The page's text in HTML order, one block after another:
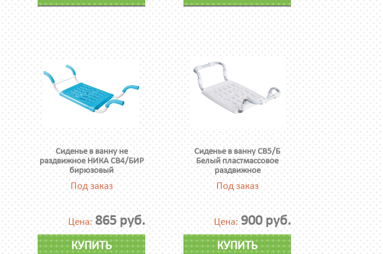
Сиденье в ванну не
раздвижное НИКА СВ4/БИР
бирюзовый
Под заказ
Цена: 865 руб.
КУПИТЬ
Сиденье в ванну СВ5/Б
Белый пластмассовое
раздвижное
Под заказ
Цена: 900 руб.
КУПИТЬ